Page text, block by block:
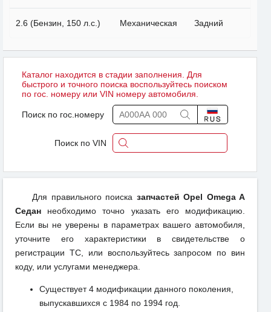
2.6 (Бензин, 150 л.с.) Механическая Задний
Каталог находится в стадии заполнения. Для
быстрого и точного поиска воспользуйтесь поиском
по гос. номеру или VIN номеру автомобиля.
Поиск по гос.номеру
Поиск по VIN
Для правильного поиска запчастей Opel Omega A
Седан необходимо точно указать его модификацию.
Если вы не уверены в параметрах вашего автомобиля,
уточните его характеристики в свидетельстве о
регистрации ТС, или воспользуйтесь запросом по вин
коду, или услугами менеджера.
Существует 4 модификации данного поколения,
выпускавшихся с 1984 по 1994 год.